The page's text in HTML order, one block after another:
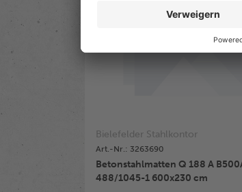
Bielefelder Stahlkontor
Art.-Nr.: 3263690
Betonstahlmatten Q 188 A B500A DIN
488/1045-1 600x230 cm